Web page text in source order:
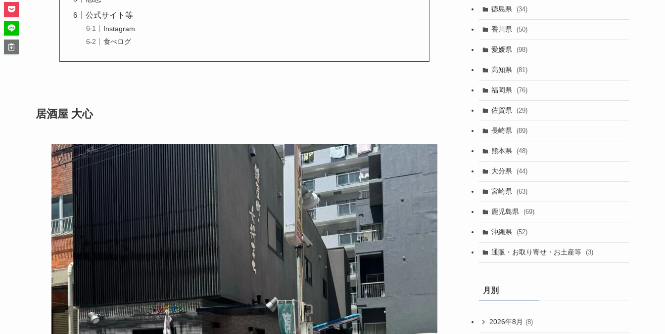
公式サイト等
Instagram
食べログ
居酒屋 大心
徳島県 (34)
香川県 (50)
愛媛県 (98)
高知県 (81)
福岡県 (76)
佐賀県 (29)
長崎県 (89)
熊本県 (48)
大分県 (44)
宮崎県 (63)
鹿児島県 (69)
沖縄県 (52)
通販・お取り寄せ・お土産等 (3)
月別
2026年8月 (8)